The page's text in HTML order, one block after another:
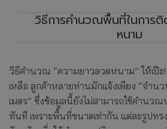
วิธีการคำนวณพื้นที่ในการ
หนาม
วิธีคำนวณ “ความยาวลวดหนาม” ให้เป๊ะ
เหลือ ลูกค้าหลายท่านมักแจ้งเพียง “จำนว
เมตร” ซึ่งข้อมูลนี้ยังไม่สามารถใช้คำนว
ทันที เพราะพื้นที่ขนาดเท่ากัน แต่ละรูปทร